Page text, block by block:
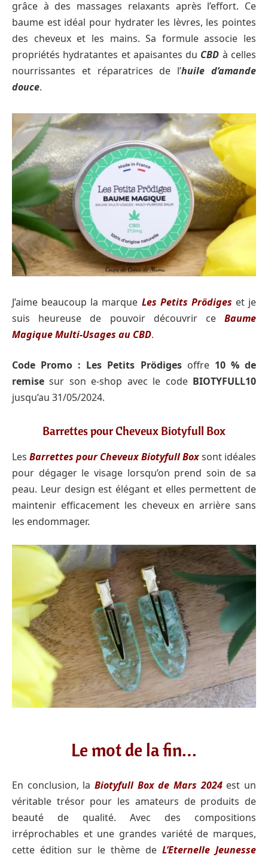
grâce à des massages relaxants après l’effort. Ce
baume est idéal pour hydrater les lèvres, les pointes
des cheveux et les mains. Sa formule associe les
propriétés hydratantes et apaisantes du CBD à celles
nourrissantes et réparatrices de l’huile d’amande
douce.
J’aime beaucoup la marque Les Petits Prödiges et je
suis heureuse de pouvoir découvrir ce Baume
Magique Multi-Usages au CBD.
Code Promo : Les Petits Prödigesoffre 10 % de
remisesur son e-shop avec le code BIOTYFULL10
jusqu’au 31/05/2024.
Barrettes pour Cheveux Biotyfull Box
Les Barrettes pour Cheveux Biotyfull Boxsont idéales
pour dégager le visage lorsqu’on prend soin de sa
peau. Leur design est élégant et elles permettent de
maintenir efficacement les cheveux en arrière sans
les endommager.
Le mot de la fin…
En conclusion, la Biotyfull Box de Mars 2024est un
véritable trésor pour les amateurs de produits de
beauté de qualité. Avec des compositions
irréprochables et une grandes variété de marques,
cette édition sur le thème de L’Eternelle Jeunesse